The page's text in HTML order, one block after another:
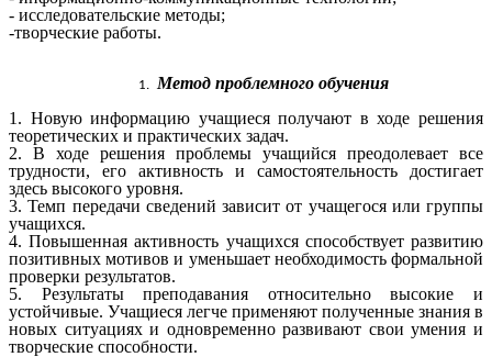
- исследовательские методы;
-творческие работы.
Метод проблемного обучения
1. Новую информацию учащиеся получают в ходе решения
теоретических и практических задач.
2. В ходе решения проблемы учащийся преодолевает все
трудности, его активность и самостоятельность достигает
здесь высокого уровня.
3. Темп передачи сведений зависит от учащегося или группы
учащихся.
4. Повышенная активность учащихся способствует развитию
позитивных мотивов и уменьшает необходимость формальной
проверки результатов.
5. Результаты преподавания относительно высокие и
устойчивые. Учащиеся легче применяют полученные знания в
новых ситуациях и одновременно развивают свои умения и
творческие способности.